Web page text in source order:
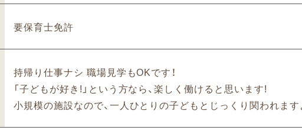
要保育士免許
持帰り仕事ナシ 職場見学もOKです！
「子どもが好き!」という方なら、楽しく働けると思います!
小規模の施設なので、一人ひとりの子どもとじっくり関われま